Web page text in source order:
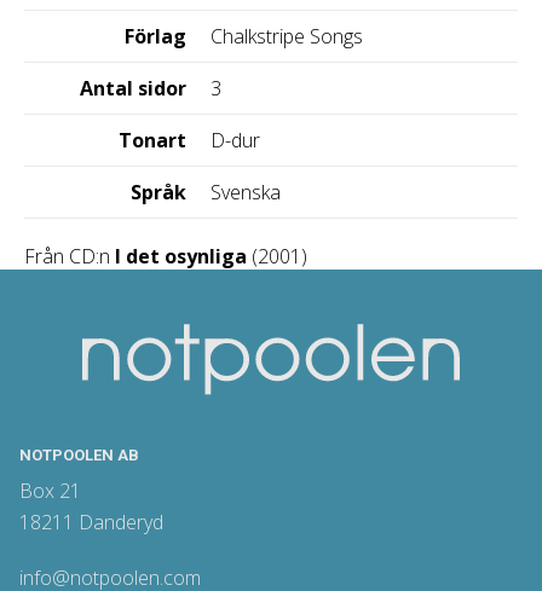
Förlag
Chalkstripe Songs
Antal sidor
3
Tonart
D-dur
Språk
Svenska
Från CD:n I det osynliga (2001)
NOTPOOLEN AB
Box 21
18211 Danderyd
info@notpoolen.com